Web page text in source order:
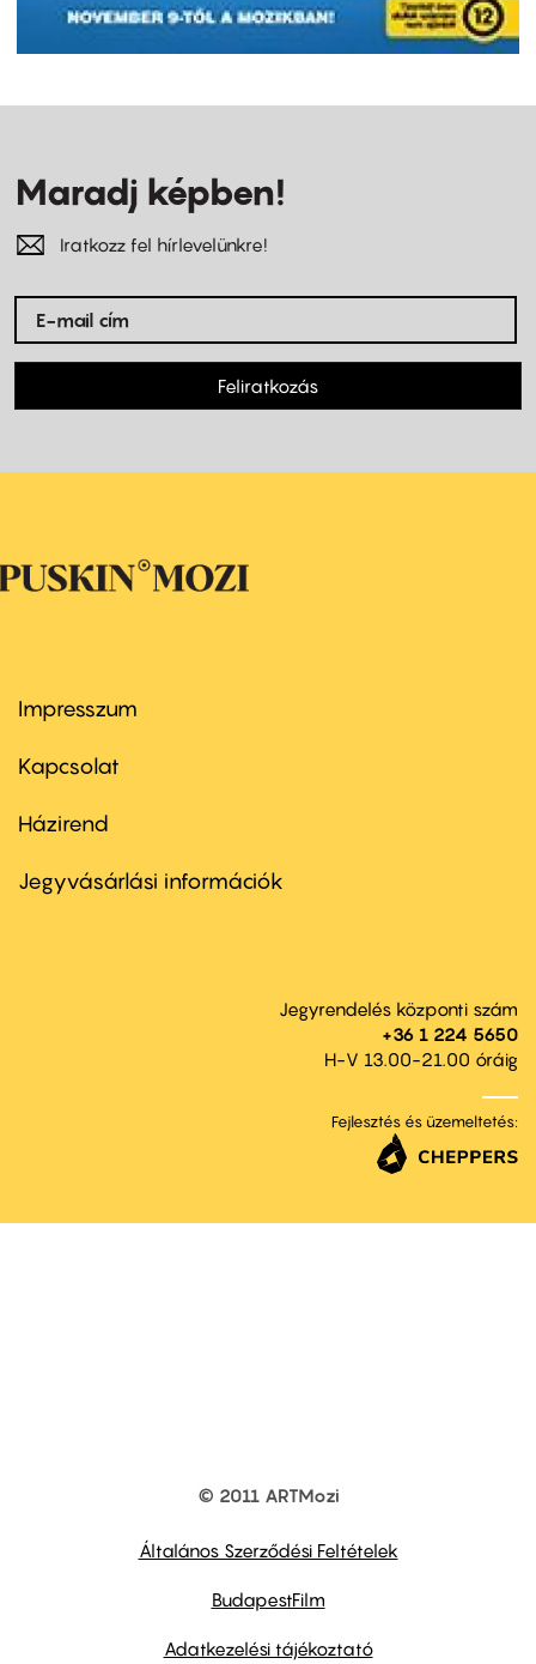
Maradj képben!
Iratkozz fel hírlevelünkre!
Feliratkozás
Footer
first
Impresszum
Kapcsolat
Footer
second
Házirend
Jegyvásárlási információk
Jegyrendelés központi szám
+36 1 224 5650
H-V 13.00-21.00 óráig
Fejlesztés és üzemeltetés:
© 2011 ARTMozi
Általános Szerződési Feltételek
BudapestFilm
Adatkezelési tájékoztató